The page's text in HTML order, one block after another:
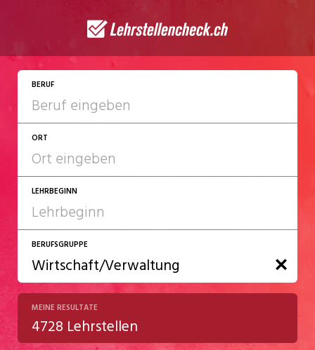
BERUF
ORT
LEHRBEGINN
2027
2028
BERUFSGRUPPE
Chemie/Pharma
Gastgewerbe
MEINE RESULTATE
4728 Lehrstellen